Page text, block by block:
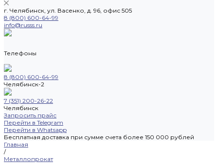
г. Челябинск, ул. Васенко, д. 96, офис 505
8 (800) 600-64-99
info@russs.ru
Телефоны
8 (800) 600-64-99
Челябинск-2
7 (351) 200-26-22
Челябинск
Запросить прайс
Перейти в Telegram
Перейти в Whatsapp
Бесплатная доставка при сумме счета более 150 000 рублей
Главная
/
Металлопрокат